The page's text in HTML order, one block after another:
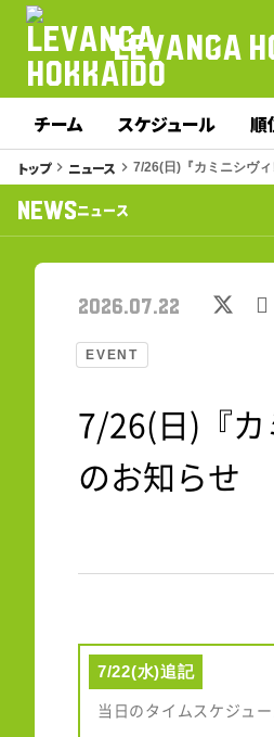
LEVANGA
チーム スケジュール 順
トップkeyboard_arrow_right ニュース keyboard_arrow_right 7/26(日)『カミニシヴ
NEWSニュース
EVENT
2026.07.22
7/26(日)『
のお知らせ
7/22(水)追記
当日のタイムスケジュ